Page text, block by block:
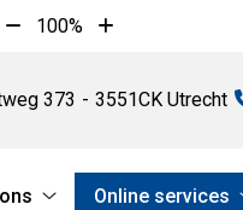
Tekst
10%
100%
Tekst
10%
373 3551CK Utrecht
Online services